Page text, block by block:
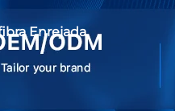
Enrejada